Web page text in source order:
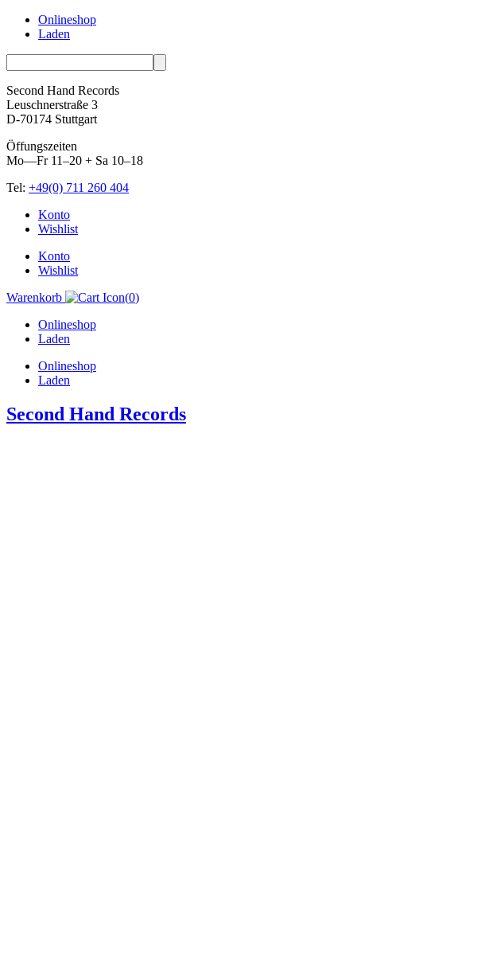
Onlineshop
Laden
Second Hand Records
Leuschnerstraße 3
D-70174 Stuttgart
Öffungszeiten
Mo—Fr 11–20 + Sa 10–18
Tel: +49(0) 711 260 404
Skip
Konto
Wishlist
Konto
Wishlist
Warenkorb
(0)
Onlineshop
Laden
Onlineshop
Laden
Second Hand Records